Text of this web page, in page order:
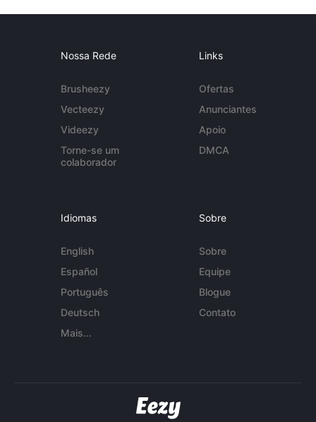
Nossa Rede
Brusheezy
Vecteezy
Videezy
Torne-se um
colaborador
Links
Ofertas
Anunciantes
Apoio
DMCA
Idiomas
English
Español
Português
Deutsch
Mais...
Sobre
Sobre
Equipe
Blogue
Contato